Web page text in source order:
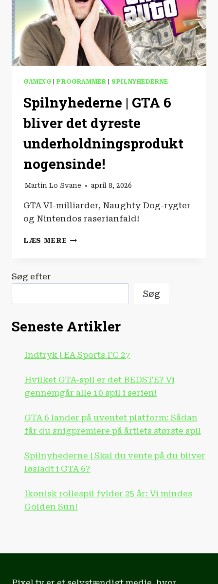
GAMING |PROGRAMMER SPILNYHEDERNE
Spilnyhederne | GTA 6
bliver det dyreste
underholdningsprodukt
nogensinde!
Martin Lo Svane april 8, 2026
GTA VI-milliarder, Naughty Dog-rygter
og Nintendos raserianfald!
LÆS MERE SPILNYHEDERNE
NOGENSINDE!
Søg efter
Søg
Seneste Artikler
Indtryk | EA Sports FC 27
Hvilket GTA-spil er det BEDSTE? Vi
gennemgår alle 10 spil i serien!
GTA 6 lander på uventet platform: Sådan
får du snigpremiere på årtiets største spil
Spilnyhederne | Skal du vente på du bliver
løsladt i GTA 6?
Ikonisk rollespil fylder 25 år: Vi mindes
Golden Sun!